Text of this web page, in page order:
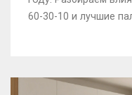
60-30-10 и лучшие